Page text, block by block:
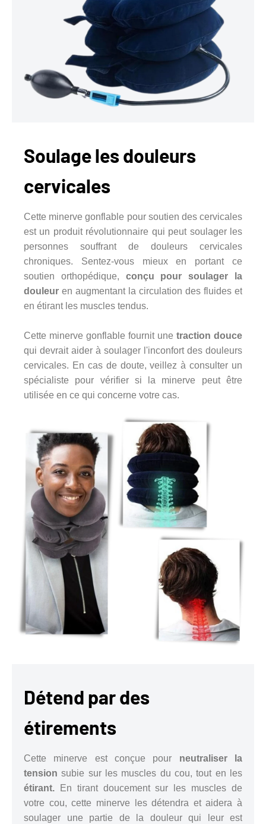
Soulage les douleurs
cervicales
Cette minerve gonflable pour soutien des cervicales
est un produit révolutionnaire qui peut soulager les
personnes souffrant de douleurs cervicales
chroniques. Sentez-vous mieux en portant ce
soutien orthopédique, conçu pour soulager la
douleur en augmentant la circulation des fluides et
en étirant les muscles tendus.
Cette minerve gonflable fournit une traction douce
qui devrait aider à soulager l'inconfort des douleurs
cervicales. En cas de doute, veillez à consulter un
spécialiste pour vérifier si la minerve peut être
utilisée en ce qui concerne votre cas.
Détend par des
étirements
Cette minerve est conçue pour neutraliser la
tension subie sur les muscles du cou, tout en les
étirant. En tirant doucement sur les muscles de
votre cou, cette minerve les détendra et aidera à
soulager une partie de la douleur qui leur est